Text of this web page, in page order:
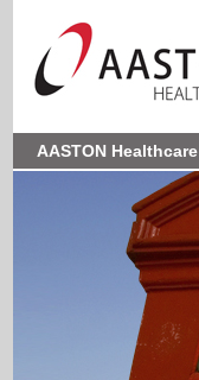
AASTON Healthcare